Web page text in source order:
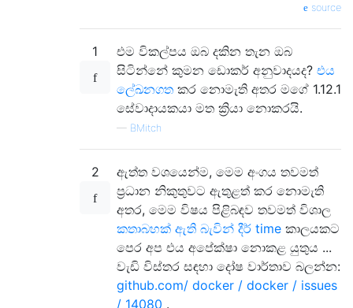
source
1
එම විකල්පය ඔබ දකින තැන ඔබ
සිටින්නේ කුමන ඩොකර් අනුවාදයද? එය
ලේඛනගත කර නොමැති අතර මගේ 1.12.1
සේවාදායකයා මත ක්‍රියා නොකරයි.
— BMitch
2
ඇත්ත වශයෙන්ම, මෙම අංගය තවමත්
ප්‍රධාන නිකුතුවට ඇතුළත් කර නොමැති
අතර, මෙම විෂය පිළිබඳව තවමත් විශාල
කතාබහක් ඇති බැවින් දීර් time කාලයකට
පෙර අප එය අපේක්ෂා නොකළ යුතුය ...
වැඩි විස්තර සඳහා දෝෂ වාර්තාව බලන්න:
github.com/ docker / docker / issues
/ 14080 .